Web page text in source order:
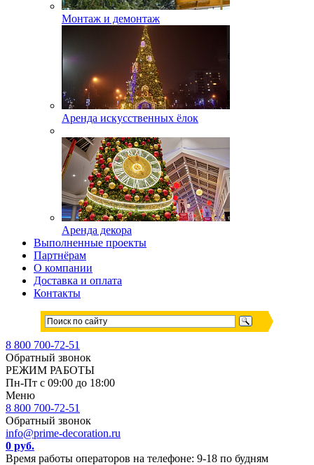
Монтаж и демонтаж
Аренда искусственных ёлок
Аренда декора
Выполненные проекты
Партнёрам
О компании
Доставка и оплата
Контакты
8 800 700-72-51
Обратный звонок
РЕЖИМ РАБОТЫ
Пн-Пт с 09:00 до 18:00
Меню
8 800 700-72-51
Обратный звонок
info@prime-decoration.ru
0 руб.
Время работы операторов на телефоне: 9-18 по будням